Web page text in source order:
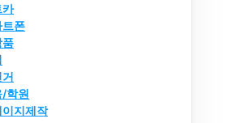
카
트폰
품
/학원
이지제작